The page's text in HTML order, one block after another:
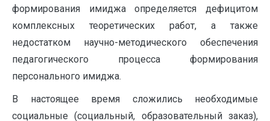
формирования имиджа определяется дефицитом
комплексных теоретических работ, а также
недостатком научно-методического обеспечения
педагогического процесса формирования
персонального имиджа.
В настоящее время сложились необходимые
социальные (социальный, образовательный заказ),